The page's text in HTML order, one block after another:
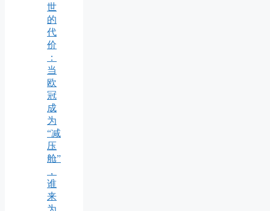
世
的
代
价
：
当
欧
冠
成
为
“减
压
舱”
，
谁
来
为